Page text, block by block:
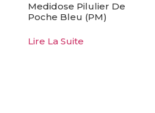
Medidose Pilulier De
Poche Bleu (PM)
Lire La Suite